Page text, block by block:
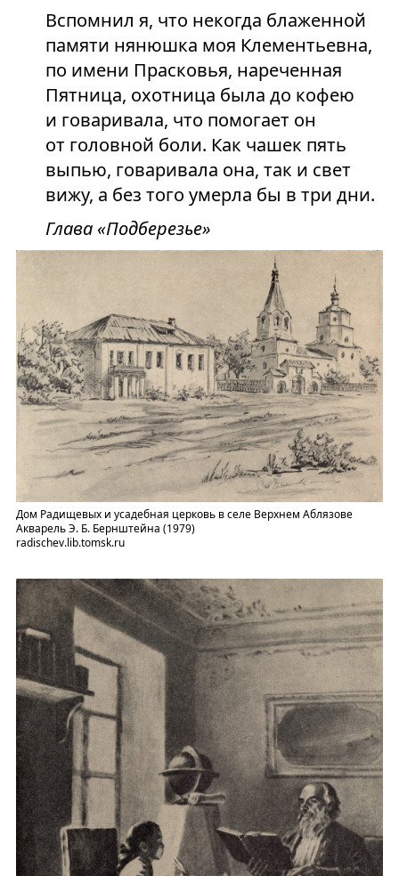
Вспомнил я, что некогда блаженной
памяти нянюшка моя Клементьевна,
по имени Прасковья, нареченная
Пятница, охотница была до кофею
и говаривала, что помогает он
от головной боли. Как чашек пять
выпью, говаривала она, так и свет
вижу, а без того умерла бы в три дни.
Глава «Подберезье»
Дом Радищевых и усадебная церковь в селе Верхнем Аблязове
Акварель Э. Б. Бернштейна (1979)
radischev.lib.tomsk.ru